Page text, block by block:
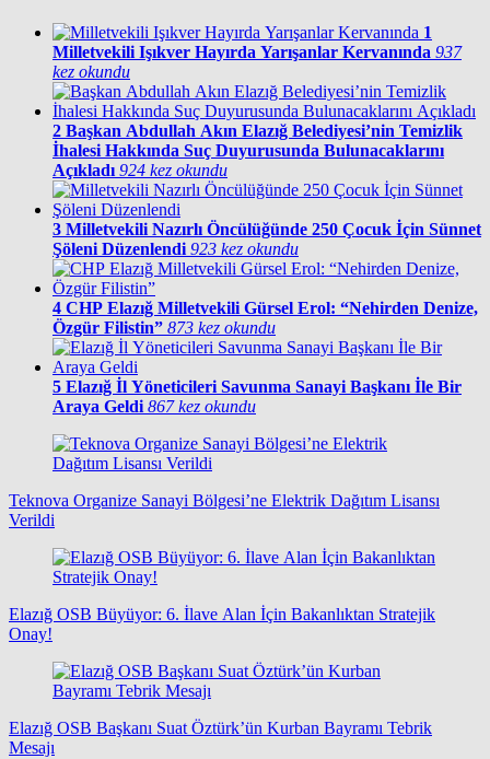
1
Milletvekili Işıkver Hayırda Yarışanlar Kervanında 937
kez okundu
2 Başkan Abdullah Akın Elazığ Belediyesi’nin Temizlik
İhalesi Hakkında Suç Duyurusunda Bulunacaklarını
Açıkladı 924 kez okundu
3 Milletvekili Nazırlı Öncülüğünde 250 Çocuk İçin Sünnet
Şöleni Düzenlendi 923 kez okundu
4 CHP Elazığ Milletvekili Gürsel Erol: “Nehirden Denize,
Özgür Filistin” 873 kez okundu
5 Elazığ İl Yöneticileri Savunma Sanayi Başkanı İle Bir
Araya Geldi 867 kez okundu
Teknova Organize Sanayi Bölgesi’ne Elektrik Dağıtım Lisansı
Verildi
Elazığ OSB Büyüyor: 6. İlave Alan İçin Bakanlıktan Stratejik
Onay!
Elazığ OSB Başkanı Suat Öztürk’ün Kurban Bayramı Tebrik
Mesajı